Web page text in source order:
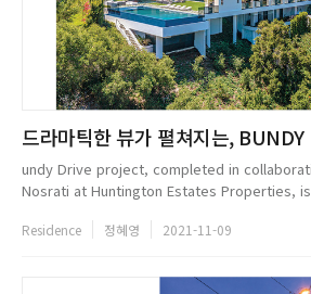
드라마틱한 뷰가 펼쳐지는, BUNDY
undy Drive project, completed in
Nosrati at Huntington Estates Properties,
living h...
Residence 정혜영 2021-11-09